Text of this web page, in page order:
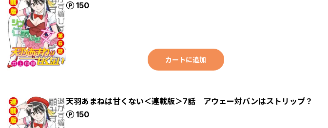
150
ポイント
カートに追加
天羽あまねは甘くない＜連載版＞7話 アウェー対バンはストリップ？
150
ポイント